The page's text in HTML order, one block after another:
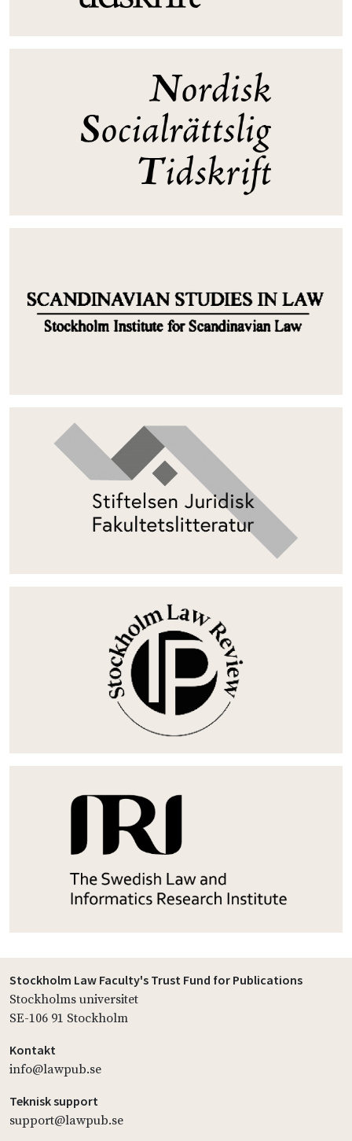
Stockholm Law Faculty's Trust Fund for Publications
Stockholms universitet
SE-106 91 Stockholm
Kontakt
info@lawpub.se
Teknisk support
support@lawpub.se